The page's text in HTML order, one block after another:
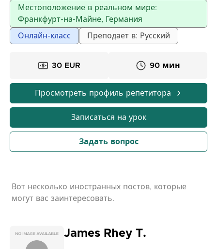
Использую проверенную эффективную методику.
Опыт преподавания — более 30 лет.
Местоположение в реальном мире:
Франкфурт-на-Майне, Германия
Онлайн-класс Преподает в: Русский
30 EUR 90 мин
Просмотреть профиль репетитора
Записаться на урок
Задать вопрос
Вот несколько иностранных постов, которые
могут вас заинтересовать.
James Rhey T.